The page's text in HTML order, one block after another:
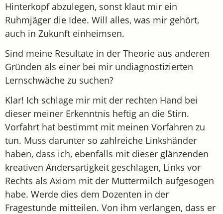
Hinterkopf abzulegen, sonst klaut mir ein
Ruhmjäger die Idee. Will alles, was mir gehört,
auch in Zukunft einheimsen.
Sind meine Resultate in der Theorie aus anderen
Gründen als einer bei mir undiagnostizierten
Lernschwäche zu suchen?
Klar! Ich schlage mir mit der rechten Hand bei
dieser meiner Erkenntnis heftig an die Stirn.
Vorfahrt hat bestimmt mit meinen Vorfahren zu
tun. Muss darunter so zahlreiche Linkshänder
haben, dass ich, ebenfalls mit dieser glänzenden
kreativen Andersartigkeit geschlagen, Links vor
Rechts als Axiom mit der Muttermilch aufgesogen
habe. Werde dies dem Dozenten in der
Fragestunde mitteilen. Von ihm verlangen, dass er